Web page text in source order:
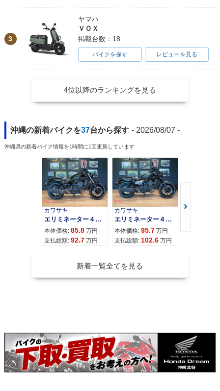
3
ヤマハ
ＶＯＸ
掲載台数：18
バイクを探す レビューを見る
4位以降のランキングを見る
沖縄の新着バイクを37台から探す - 2026/08/07 -
沖縄県の新着バイク情報を1時間に1回更新しています
カワサキ
エリミネーター４００
本体価格: 85.8 万円
支払総額: 92.7 万円
カワサキ
エリミネーター４００ＳＥ
本体価格: 95.7 万円
支払総額: 102.6 万円
カワサキ
本体価格:
新着一覧全てを見る